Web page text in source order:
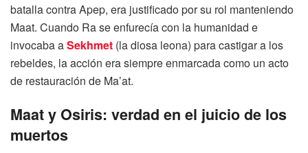
batalla contra Apep, era justificado por su rol manteniendo
Maat. Cuando Ra se enfurecía con la humanidad e
invocaba aSekhmet (la diosa leona) para castigar a los
rebeldes, la acción era siempre enmarcada como un acto
de restauración de Ma’at.
Maat y Osiris: verdad en el juicio de los
muertos